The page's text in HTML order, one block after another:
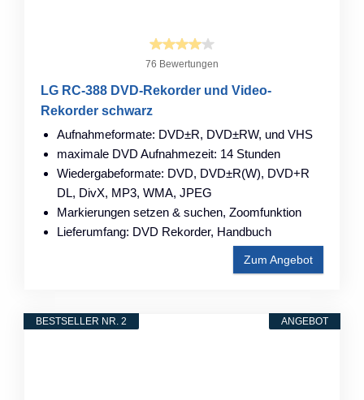
76 Bewertungen
LG RC-388 DVD-Rekorder und Video-
Rekorder schwarz
Aufnahmeformate: DVD±R, DVD±RW, und VHS
maximale DVD Aufnahmezeit: 14 Stunden
Wiedergabeformate: DVD, DVD±R(W), DVD+R
DL, DivX, MP3, WMA, JPEG
Markierungen setzen & suchen, Zoomfunktion
Lieferumfang: DVD Rekorder, Handbuch
Zum Angebot
ANGEBOT
BESTSELLER NR. 2